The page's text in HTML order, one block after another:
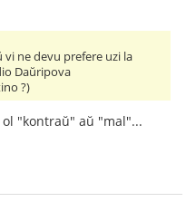
ne devu prefere uzi la
Daŭripova
?)
"kontraŭ" aŭ "mal"...